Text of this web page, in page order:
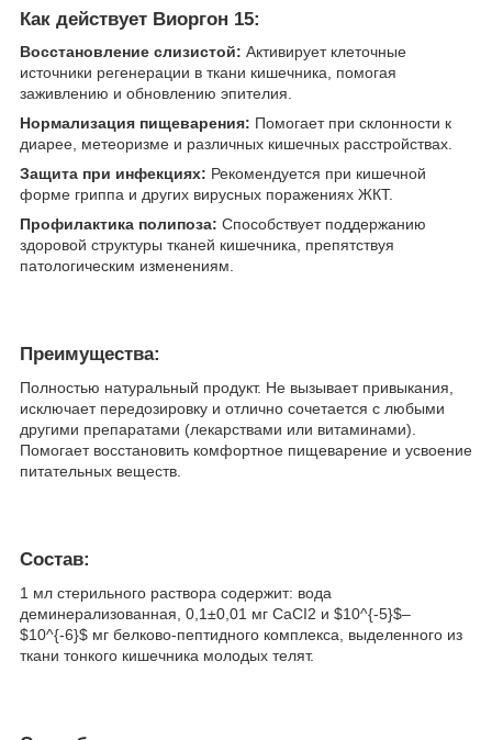
Как действует Виоргон 15:
Восстановление слизистой: Активирует клеточные
источники регенерации в ткани кишечника, помогая
заживлению и обновлению эпителия.
Нормализация пищеварения: Помогает при склонности к
диарее, метеоризме и различных кишечных расстройствах.
Защита при инфекциях: Рекомендуется при кишечной
форме гриппа и других вирусных поражениях ЖКТ.
Профилактика полипоза: Способствует поддержанию
здоровой структуры тканей кишечника, препятствуя
патологическим изменениям.
Преимущества:
Полностью натуральный продукт. Не вызывает привыкания,
исключает передозировку и отлично сочетается с любыми
другими препаратами (лекарствами или витаминами).
Помогает восстановить комфортное пищеварение и усвоение
питательных веществ.
Состав:
1 мл стерильного раствора содержит: вода
деминерализованная, 0,1±0,01 мг СаСI2 и $10^{-5}$–
$10^{-6}$ мг белково-пептидного комплекса, выделенного из
ткани тонкого кишечника молодых телят.